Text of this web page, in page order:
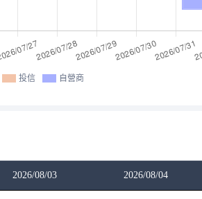
投信 自營商
2026/08/03 2026/08/04